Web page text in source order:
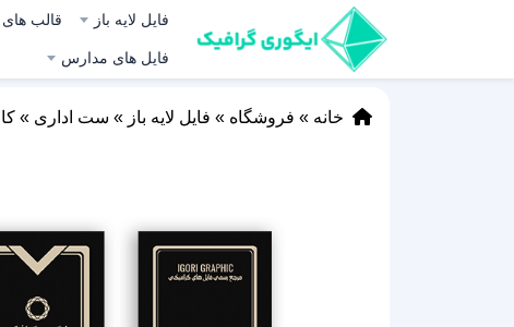
فایل لایه باز قالب های
فایل های مدارس
خانه » فروشگاه » فایل لایه باز » ست اداری »